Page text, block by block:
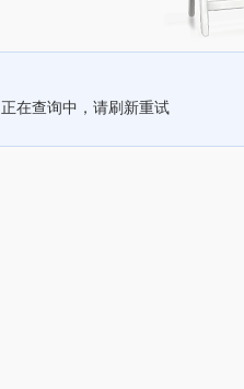
正在查询中，请刷新重试